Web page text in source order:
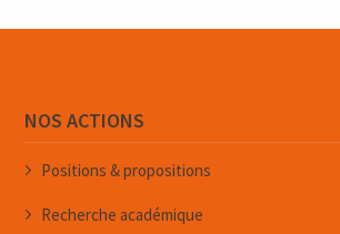
NOS ACTIONS
Positions & propositions
Recherche académique